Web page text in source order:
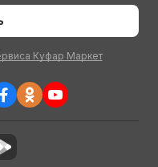
Куфар Маркет